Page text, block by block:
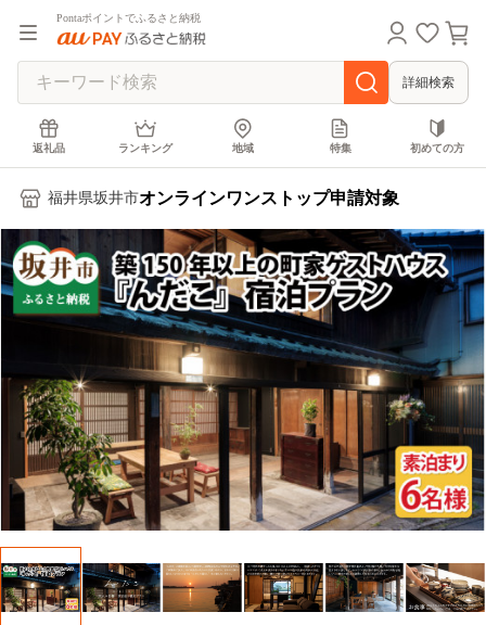
Pontaポイントでふるさと納税
詳細検索
返礼品 ランキング 地域 特集 初めての方
福井県坂井市オンラインワンストップ申請対象